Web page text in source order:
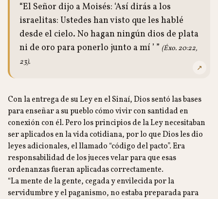
“El Señor dijo a Moisés: ‘Así dirás a los
israelitas: Ustedes han visto que les hablé
desde el cielo. No hagan ningún dios de plata
ni de oro para ponerlo junto a mí ’ ” (Éxo. 20:22,
23).
↗
Con la entrega de su Ley en el Sinaí, Dios sentó las bases
para enseñar a su pueblo cómo vivir con santidad en
conexión con él. Pero los principios de la Ley necesitaban
ser aplicados en la vida cotidiana, por lo que Dios les dio
leyes adicionales, el llamado “código del pacto”. Era
responsabilidad de los jueces velar para que esas
ordenanzas fueran aplicadas correctamente.
“La mente de la gente, cegada y envilecida por la
servidumbre y el paganismo, no estaba preparada para